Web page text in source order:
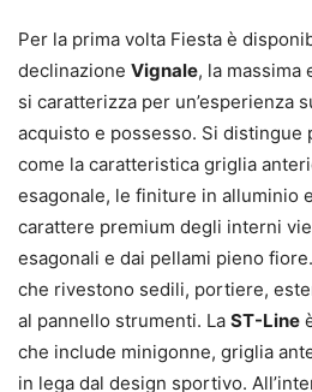
Per la prima volta Fiesta è
declinazione Vignale, la massima
si caratterizza per un’esperienza
acquisto e possesso. Si distingue
come la caratteristica griglia
esagonale, le finiture in alluminio
carattere premium degli interni
esagonali e dai pellami pieno
che rivestono sedili, portiere,
al pannello strumenti. La ST-Line
che include minigonne, griglia
in lega dal design sportivo.